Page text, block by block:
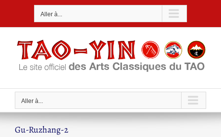
Aller à...
Aller à...
Gu-Ruzhang-2